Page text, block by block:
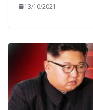
13/10/2021